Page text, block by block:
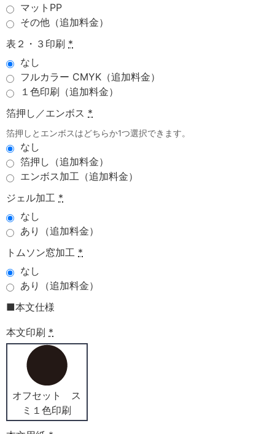
マットPP
その他（追加料金）
表２・３印刷 *
なし
フルカラー CMYK（追加料金）
１色印刷（追加料金）
箔押し／エンボス *
箔押しとエンボスはどちらか1つ選択できます。
なし
箔押し（追加料金）
エンボス加工（追加料金）
ジェル加工 *
なし
あり（追加料金）
トムソン窓加工 *
なし
あり（追加料金）
■本文仕様
本文印刷 *
オフセット ス
ミ１色印刷